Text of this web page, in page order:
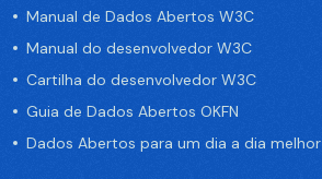
Manual de Dados Abertos W3C
Manual do desenvolvedor W3C
Cartilha do desenvolvedor W3C
Guia de Dados Abertos OKFN
Dados Abertos para um dia a dia melhor